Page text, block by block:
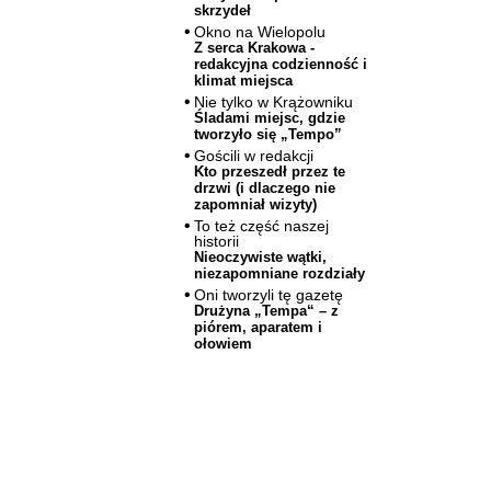
skrzydeł
Okno na Wielopolu
Z serca Krakowa -
redakcyjna codzienność i
klimat miejsca
Nie tylko w Krążowniku
Śladami miejsc, gdzie
tworzyło się „Tempo”
Gościli w redakcji
Kto przeszedł przez te
drzwi (i dlaczego nie
zapomniał wizyty)
To też część naszej
historii
Nieoczywiste wątki,
niezapomniane rozdziały
Oni tworzyli tę gazetę
Drużyna „Tempa“ – z
piórem, aparatem i
ołowiem